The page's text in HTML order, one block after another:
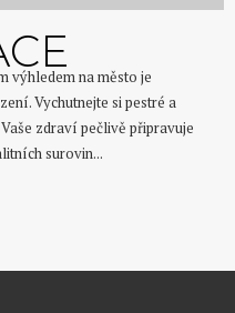
výhledem na město je
Vychutnejte si pestré a
zdraví pečlivě připravuje
surovin...